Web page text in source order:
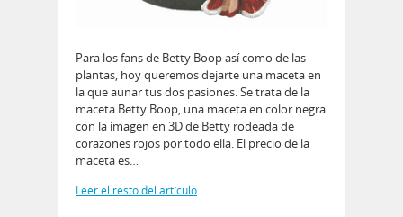
Para los fans de Betty Boop así como de las
plantas, hoy queremos dejarte una maceta en
la que aunar tus dos pasiones. Se trata de la
maceta Betty Boop, una maceta en color negra
con la imagen en 3D de Betty rodeada de
corazones rojos por todo ella. El precio de la
maceta es…
Leer el resto del artículo